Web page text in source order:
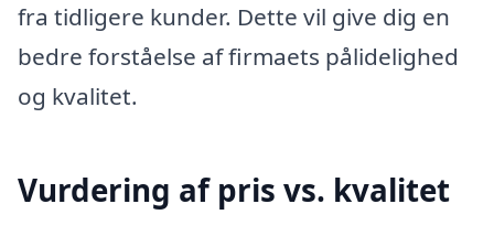
fra tidligere kunder. Dette vil give dig en
bedre forståelse af firmaets pålidelighed
og kvalitet.
Vurdering af pris vs. kvalitet